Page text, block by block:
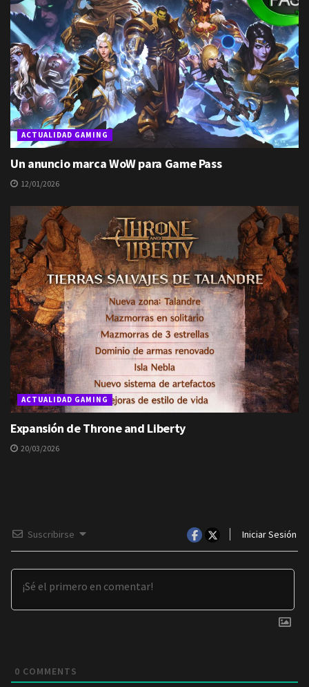
ACTUALIDAD GAMING
Un anuncio marca WoW para Game Pass
12/01/2026
ACTUALIDAD GAMING
Expansión de Throne and Liberty
20/03/2026
Suscribirse Iniciar Sesión
0 COMMENTS